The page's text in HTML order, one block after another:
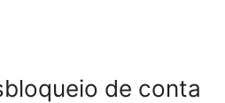
de conta